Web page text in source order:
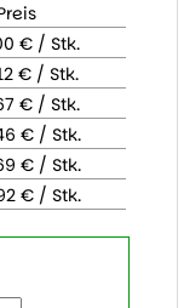
€ / Stk.
€ / Stk.
€ / Stk.
€ / Stk.
€ / Stk.
€ / Stk.